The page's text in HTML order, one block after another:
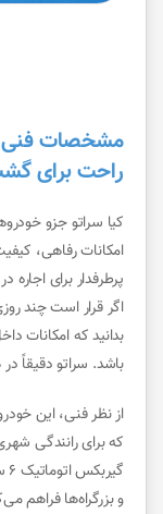
مشخصات فنی و
راحت برای
کیا سراتو جزو
امکانات رفاهی،
پرطرفدار برای
اگر قرار است چند
بدانید که امکانات
باشد. سراتو دقیقاً
که برای رانندگی
و بزرگراه‌ها فراهم